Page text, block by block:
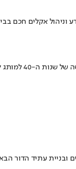
וניהול אקלים חכם
ובניית עתיד הדור